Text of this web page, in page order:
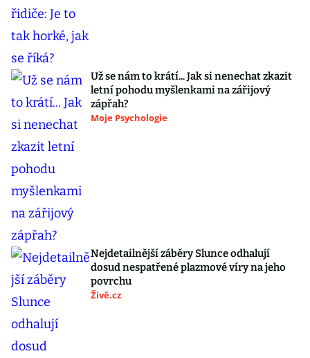
Už se nám to krátí... Jak si nenechat zkazit
letní pohodu myšlenkami na zářijový
zápřah?
Moje Psychologie
Nejdetailnější záběry Slunce odhalují
dosud nespatřené plazmové víry na jeho
povrchu
Živě.cz